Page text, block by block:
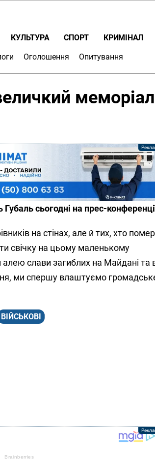
КУЛЬТУРА СПОРТ КРИМІНАЛ
Оголошення Опитування
меморіал
сьогодні на прес-
на стінах, але й тих, хто
свічку на цьому маленькому
алею слави загиблих на Майдані та
ми спершу влаштуємо
ВІЙСЬКОВІ